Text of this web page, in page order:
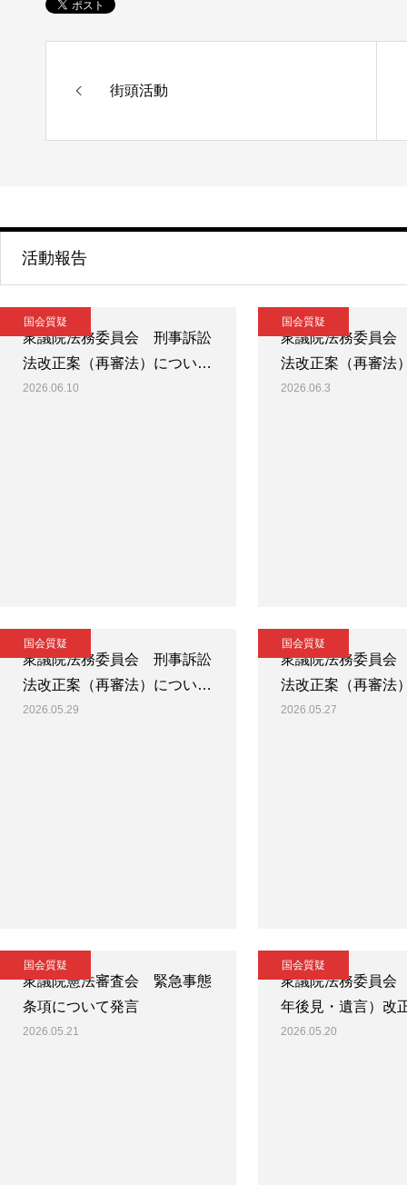
街頭活動
活動報告
国会質疑
衆議院法務委員会 刑事訴訟
法改正案（再審法）につい…
2026.06.10
国会質疑
衆議院法務委員
法改正案（再審法
2026.06.3
国会質疑
衆議院法務委員会 刑事訴訟
法改正案（再審法）につい…
2026.05.29
国会質疑
衆議院法務委員
法改正案（再審法
2026.05.27
国会質疑
衆議院憲法審査会 緊急事態
条項について発言
2026.05.21
国会質疑
衆議院法務委員
年後見・遺言）改
2026.05.20